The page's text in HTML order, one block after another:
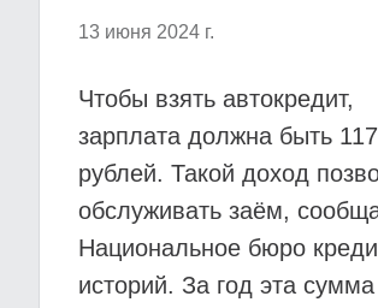
13 июня 2024 г.
Чтобы взять автокредит,
зарплата должна быть
рублей. Такой доход
обслуживать заём,
Национальное бюро
историй. За год эта сумма